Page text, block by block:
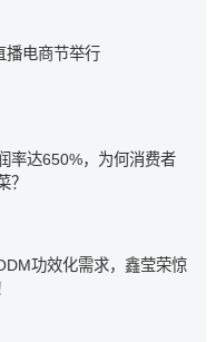
播电商节举行
率达650%，为何消费者
？
功效化需求，鑫莹荣惊